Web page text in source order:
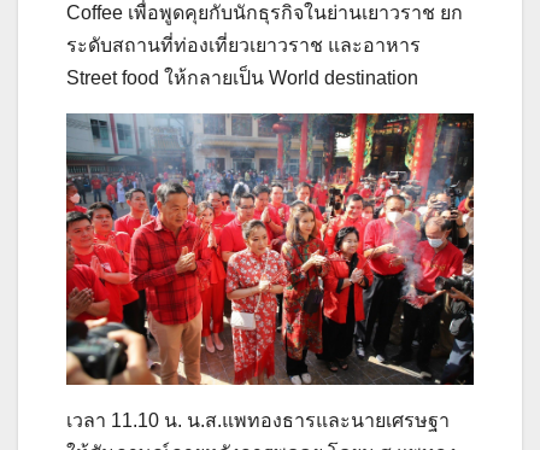
Coffee เพื่อพูดคุยกับนักธุรกิจในย่านเยาวราช ยก
ระดับสถานที่ท่องเที่ยวเยาวราช และอาหาร
Street food ให้กลายเป็น World destination
เวลา 11.10 น. น.ส.แพทองธารและนายเศรษฐา